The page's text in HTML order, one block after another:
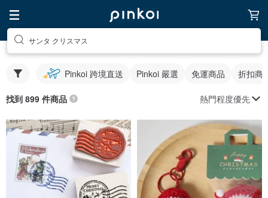
サンタ クリスマス
Pinkoi 跨境直送 Pinkoi 嚴選 免運商品 折扣商
找到 899 件商品 熱門程度優先